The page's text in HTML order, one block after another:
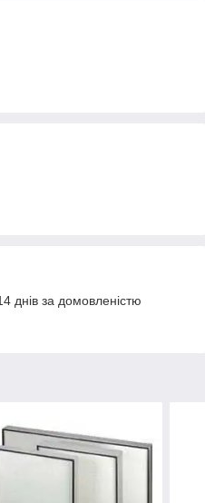
днів за домовленістю